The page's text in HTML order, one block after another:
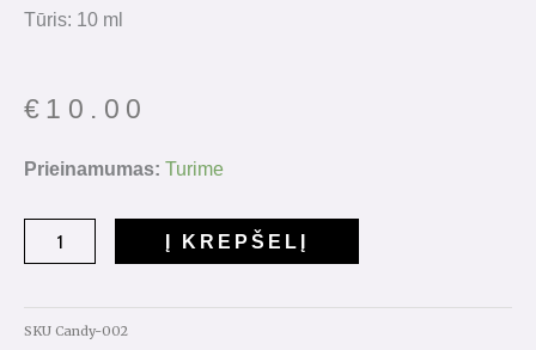
Tūris: 10 ml
€ 10.00
Prieinamumas: Turime
produkto
Base
Į KREPŠELĮ
SKU Candy-002